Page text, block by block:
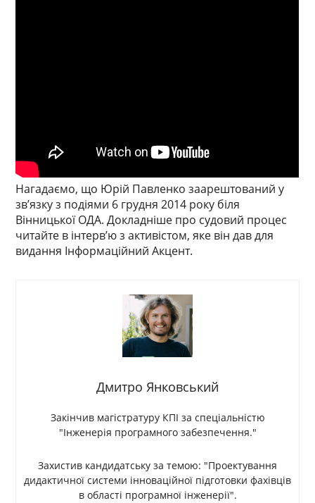
Нагадаємо, що Юрій Павленко заарештований у
зв’язку з подіями 6 грудня 2014 року біля
Вінницької ОДА. Докладніше про судовий процес
читайте в інтерв’ю з активістом, яке він дав для
видання Інформаційний Акцент.
Дмитро Янковський
Закінчив магістратуру КПІ за спеціальністю
"Інженерія програмного забезпечення."
Захистив кандидатську за темою: "Проектування
дидактичної системи інноваційної підготовки фахівців
в області програмної інженерії".